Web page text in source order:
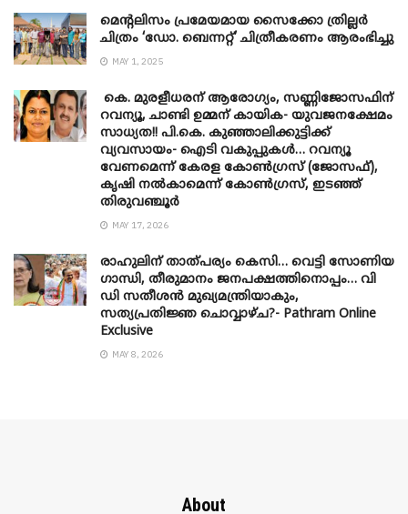
മെന്‍റലിസം പ്രമേയമായ സൈക്കോ ത്രില്ലർ
ചിത്രം ‘ഡോ. ബെന്നറ്റ്’ ചിത്രീകരണം ആരംഭിച്ചു
MAY 1, 2025
കെ. മുരളീധരന് ആരോഗ്യം, സണ്ണിജോസഫിന്
റവന്യൂ, ചാണ്ടി ഉമ്മന് കായിക- യുവജനക്ഷേമം
സാധ്യത!! പി.കെ. കുഞ്ഞാലിക്കുട്ടിക്ക്
വ്യവസായം- ഐടി വകുപ്പുകൾ… റവന്യൂ
വേണമെന്ന് കേരള കോൺഗ്രസ് (ജോസഫ്),
കൃഷി നൽകാമെന്ന് കോൺഗ്രസ്, ഇടഞ്ഞ്
തിരുവഞ്ചൂർ
MAY 17, 2026
രാഹുലിന് താത്പര്യം കെസി… വെട്ടി സോണിയ
​ഗാന്ധി, തീരുമാനം ജനപക്ഷത്തിനൊപ്പം… വി
ഡി സതീശൻ മുഖ്യമന്ത്രിയാകും,
സത്യപ്രതിജ്ഞ ചൊവ്വാഴ്ച?- Pathram Online
Exclusive
MAY 8, 2026
About